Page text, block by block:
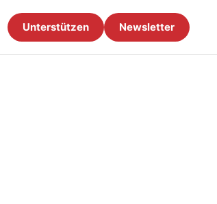
Unterstützen Newsletter